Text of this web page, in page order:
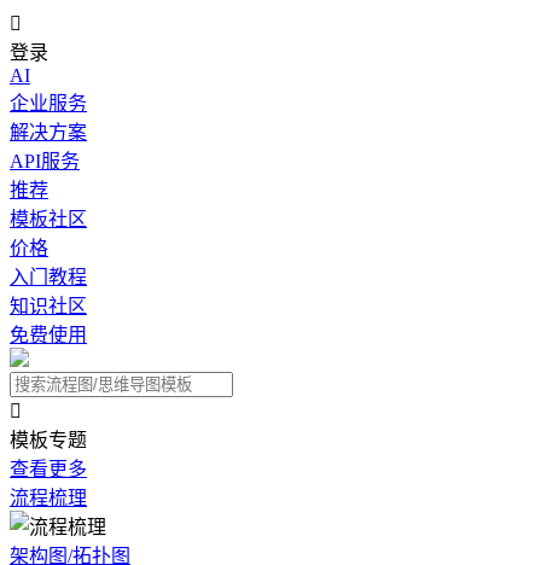

登录
AI
企业服务
解决方案
API服务
推荐
模板社区
价格
入门教程
知识社区
免费使用

模板专题
查看更多
流程梳理
架构图/拓扑图